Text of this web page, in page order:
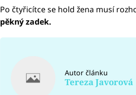
Po čtyřicítce se hold žena musí
pěkný zadek.
Autor článku
Tereza Javorová